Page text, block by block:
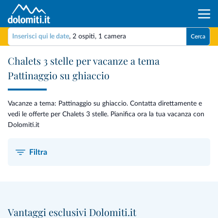
Inserisci qui le date, 2 ospiti, 1 camera Cerca
Chalets 3 stelle per vacanze a tema
Pattinaggio su ghiaccio
Vacanze a tema: Pattinaggio su ghiaccio. Contatta direttamente e
vedi le offerte per Chalets 3 stelle. Pianifica ora la tua vacanza con
Dolomiti.it
Filtra
Vantaggi esclusivi Dolomiti.it